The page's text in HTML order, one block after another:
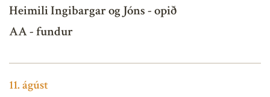
Heimili Ingibargar og Jóns - opið
AA - fundur
11.ágúst